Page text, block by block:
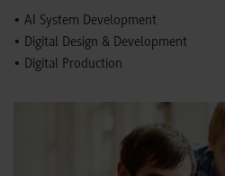
• AI System Development
• Digital Design & Development
• Digital Production
Elektrotechnik und Informationstechnik